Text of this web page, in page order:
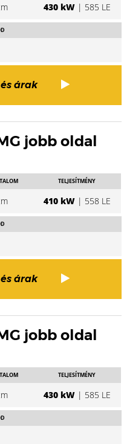
430 kW| 585 LE
árak
jobb oldal
TELJESÍTMÉNY
410 kW| 558 LE
árak
jobb oldal
TELJESÍTMÉNY
430 kW| 585 LE